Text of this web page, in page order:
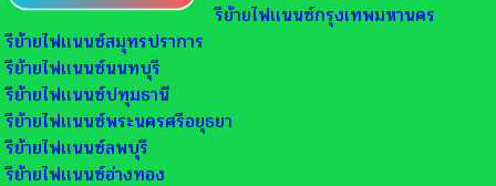
รีย้ายไฟเเนนซ์กรุงเทพมหานคร
รีย้ายไฟเเนนซ์สมุทรปราการ
รีย้ายไฟเเนนซ์นนทบุรี
รีย้ายไฟเเนนซ์ปทุมธานี
รีย้ายไฟเเนนซ์พระนครศรีอยุธยา
รีย้ายไฟเเนนซ์ลพบุรี
รีย้ายไฟเเนนซ์อ่างทอง